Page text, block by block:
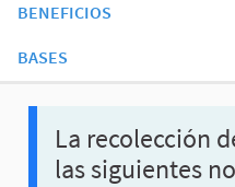
BENEFICIOS
BASES
La recolección
las siguientes